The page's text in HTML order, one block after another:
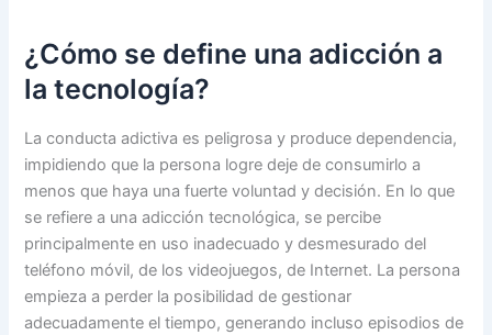
¿Cómo se define una adicción a
la tecnología?
La conducta adictiva es peligrosa y produce dependencia,
impidiendo que la persona logre deje de consumirlo a
menos que haya una fuerte voluntad y decisión. En lo que
se refiere a una adicción tecnológica, se percibe
principalmente en uso inadecuado y desmesurado del
teléfono móvil, de los videojuegos, de Internet. La persona
empieza a perder la posibilidad de gestionar
adecuadamente el tiempo, generando incluso episodios de